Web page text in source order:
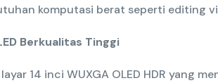
komputasi berat seperti editing
Berkualitas Tinggi
14 inci WUXGA OLED HDR yang